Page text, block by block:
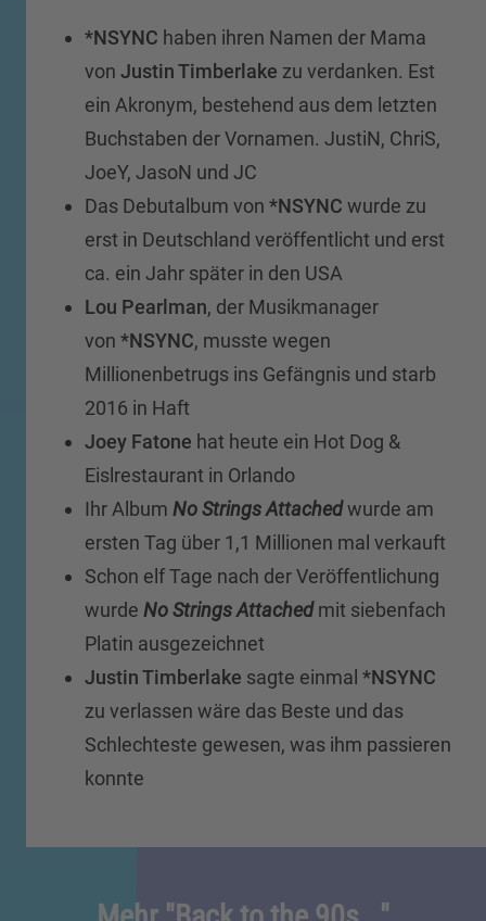
*NSYNC haben ihren Namen der Mama
von Justin Timberlake zu verdanken. Est
ein Akronym, bestehend aus dem letzten
Buchstaben der Vornamen. JustiN, ChriS,
JoeY, JasoN und JC
Das Debutalbum von *NSYNC wurde zu
erst in Deutschland veröffentlicht und erst
ca. ein Jahr später in den USA
Lou Pearlman, der Musikmanager
von *NSYNC, musste wegen
Millionenbetrugs ins Gefängnis und starb
2016 in Haft
Joey Fatone hat heute ein Hot Dog &
Eislrestaurant in Orlando
Ihr Album No Strings Attachedwurde am
ersten Tag über 1,1 Millionen mal verkauft
Schon elf Tage nach der Veröffentlichung
wurde No Strings Attachedmit siebenfach
Platin ausgezeichnet
Justin Timberlake sagte einmal *NSYNC
zu verlassen wäre das Beste und das
Schlechteste gewesen, was ihm passieren
konnte